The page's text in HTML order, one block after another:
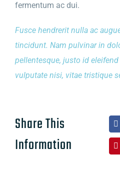
fermentum ac dui.
Fusce hendrerit nulla ac
tincidunt. Nam pulvinar in
pellentesque, justo id
vulputate nisi, vitae tristique
Share This
Information